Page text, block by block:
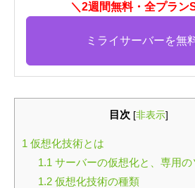
＼2週間無料・全プラン
ミライサーバーを無
目次 [非表示]
1 仮想化技術とは
1.1 サーバーの仮想化と、専用の
1.2仮想化技術の種類